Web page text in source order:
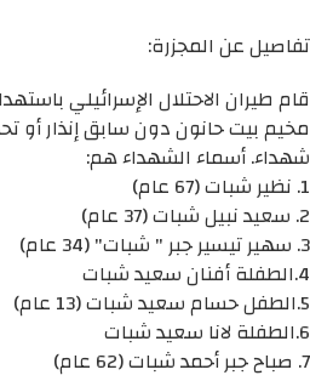
تفاصيل عن المجزرة:
قام طيران الاحتلال الإسرائيلي
شهداء. أسماء الشهداء هم:
1. نظير شبات (67 عام)
2. سعيد نبيل شبات (37 عام)
3. سهير تيسير جبر " شبات" (34 عام)
4.الطفلة أفنان سعيد شبات
5.الطفل حسام سعيد شبات (13 عام)
6.الطفلة لانا سعيد شبات
7. صباح جبر أحمد شبات (62 عام)